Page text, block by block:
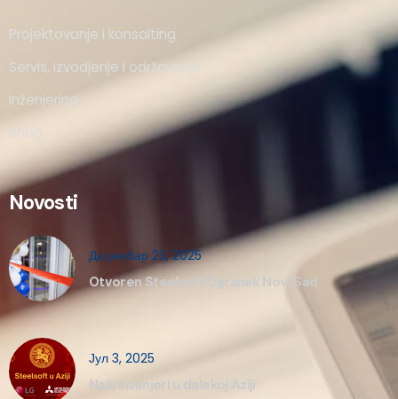
Projektovanje i konsalting
Servis, izvodjenje i održavanje
Inženjering
Shop
Novosti
Децембар 23, 2025
Otvoren Steelsoft Ogranak Novi Sad
Јул 3, 2025
Naši inženjeri u dalekoj Aziji